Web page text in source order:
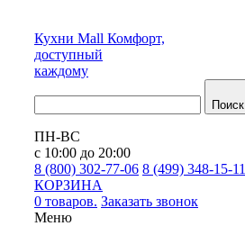
Кухни Mall Комфорт,
доступный
каждому
Поиск
ПН-ВС
с 10:00 до 20:00
8 (800) 302-77-06 8 (499) 348-15-11
КОРЗИНА
0 товаров. Заказать звонок
Меню